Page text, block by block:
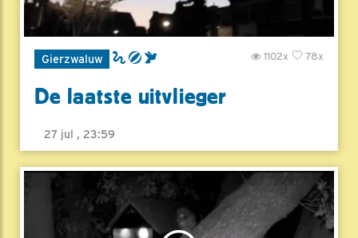
Gierzwaluw 78x
1102x
De laatste uitvlieger
27 jul , 23:59